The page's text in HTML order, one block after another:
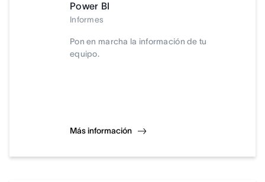
Power BI
Informes
Pon en marcha la información de tu
equipo.
Más información